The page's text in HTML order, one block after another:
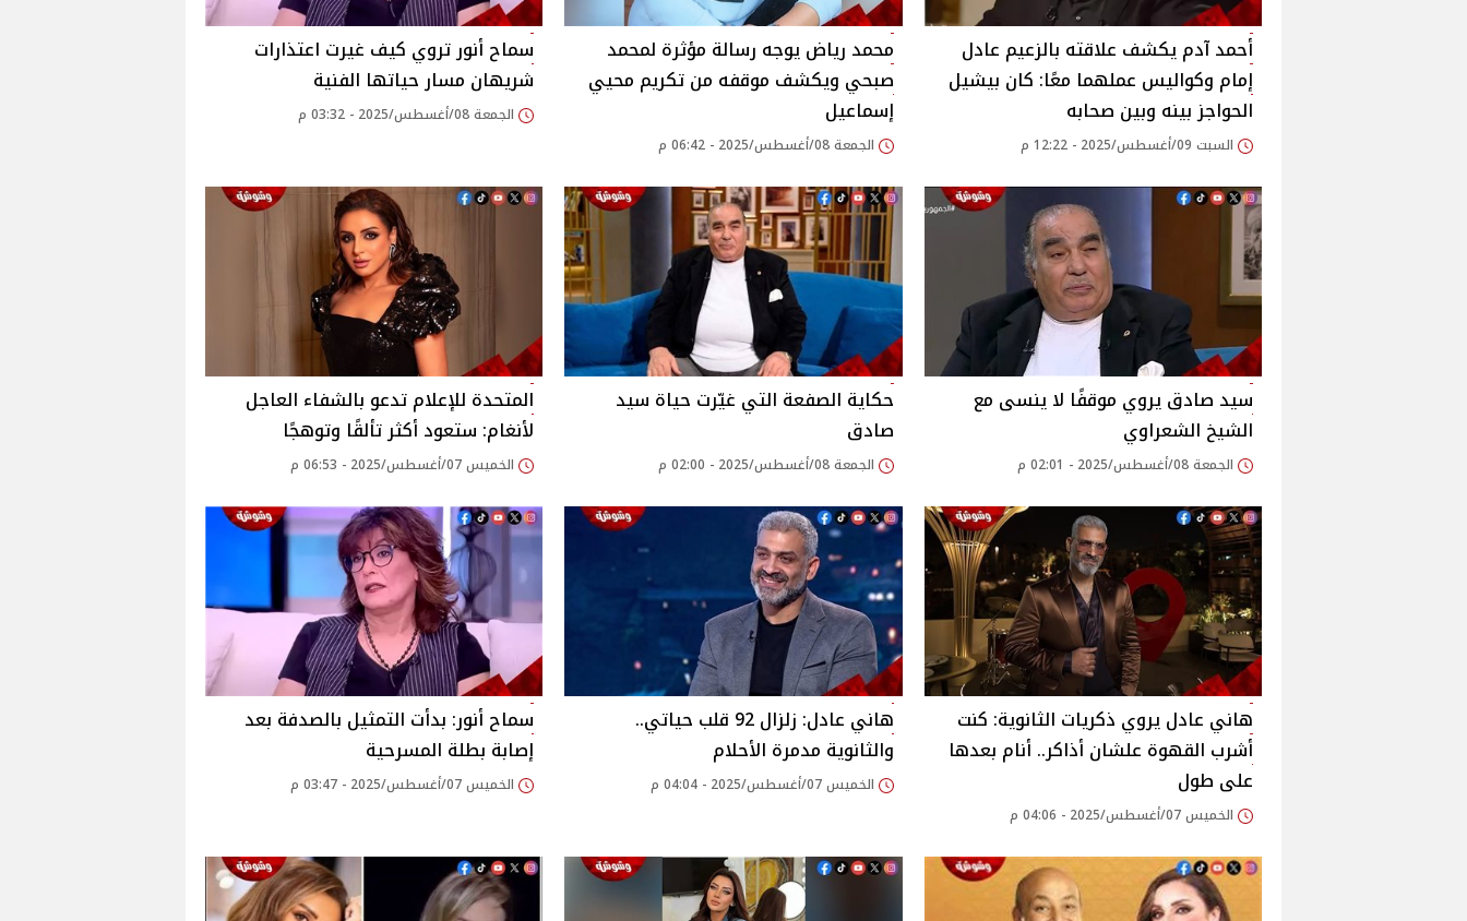
أحمد آدم يكشف علاقته بالزعيم عادل
إمام وكواليس عملهما معًا: كان بيشيل
الحواجز بينه وبين صحابه‎
السبت 09/أغسطس/2025 - 12:22 م
محمد رياض يوجه رسالة مؤثرة لمحمد
صبحي ويكشف موقفه من تكريم محيي
إسماعيل
الجمعة 08/أغسطس/2025 - 06:42 م
سماح أنور تروي كيف غيرت اعتذارات
شريهان مسار حياتها الفنية‎
الجمعة 08/أغسطس/2025 - 03:32 م
سيد صادق يروي موقفًا لا ينسى مع
الشيخ الشعراوي‎
الجمعة 08/أغسطس/2025 - 02:01 م
حكاية الصفعة التي غيّرت حياة سيد
صادق‎
الجمعة 08/أغسطس/2025 - 02:00 م
المتحدة للإعلام تدعو بالشفاء العاجل
لأنغام: ستعود أكثر تألقًا وتوهجًا‎
الخميس 07/أغسطس/2025 - 06:53 م
هاني عادل يروي ذكريات الثانوية: كنت
أشرب القهوة علشان أذاكر.. أنام بعدها
على طول‎
الخميس 07/أغسطس/2025 - 04:06 م
هاني عادل: زلزال 92 قلب حياتي..
والثانوية مدمرة الأحلام‎
الخميس 07/أغسطس/2025 - 04:04 م
سماح أنور: بدأت التمثيل بالصدفة بعد
إصابة بطلة المسرحية‎
الخميس 07/أغسطس/2025 - 03:47 م